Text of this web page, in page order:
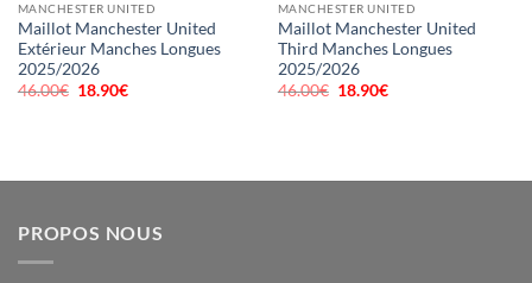
MANCHESTER UNITED
Maillot Manchester United
Extérieur Manches Longues
2025/2026
46.00€ Le
18.90€Le
MANCHESTER UNITED
Maillot Manchester United
Third Manches Longues
2025/2026
46.00€ Le
18.90€Le
PROPOS NOUS